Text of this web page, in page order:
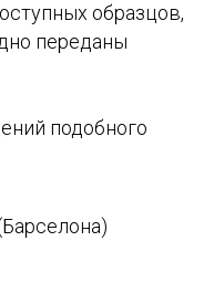
образцов,
переданы
подобного